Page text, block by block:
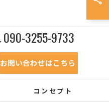
090-3255-9733
お問い合わせはこちら
コンセプト